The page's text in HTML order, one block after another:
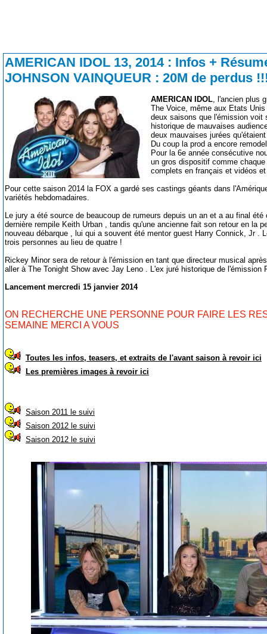
AMERICAN IDOL 13, 2014 : Infos +
JOHNSON VAINQUEUR : 20M de perdus
AMERICAN IDOL, l'ancien plus
The Voice, même aux Etats
deux saisons que l'émission voit
historique de mauvaises
deux mauvaises jurées
Du coup la prod a encore
Pour la 6e année consécutive
un gros dispositif comme
complets en français et vidéos
Pour cette saison 2014 la FOX a gardé ses castings géants dans
variétés hebdomadaires.
Le jury a été source de beaucoup de rumeurs depuis un an et a au final
dernière rempile Keith Urban , tandis qu'une ancienne fait son retour en la
nouveau débarque , lui qui a souvent été mentor guest Harry Connick, Jr .
trois personnes au lieu de quatre !
Rickey Minor sera de retour à l'émission en tant que directeur musical
aller à The Tonight Show avec Jay Leno . L'ex juré historique de l'émission
Lancement mercredi 15 janvier 2014
ON RECHERCHE UNE PERSONNE POUR FAIRE LES
SEMAINE MERCI A VOUS
Toutes les infos, teasers, et extraits de l'avant saison à revoir ici
Les premières images à revoir ici
Saison 2011 le suivi
Saison 2012 le suivi
Saison 2012 le suivi